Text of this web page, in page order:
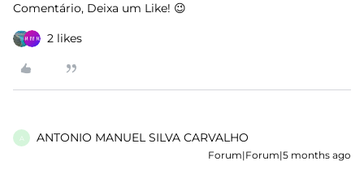
Comentário, Deixa um Like! 😉
2 likes
A ANTONIO MANUEL SILVA CARVALHO
Forum|Forum|5 months ago